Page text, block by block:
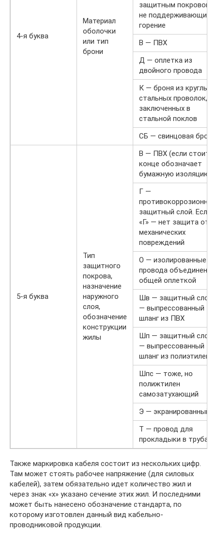
4-я буква
Материал
оболочки
или тип
брони
защитным покровом,
не поддерживающим
горение
В — ПВХ
Д — оплетка из
двойного провода
К — броня из круглых
стальных проволок,
заключенных в
стальной поклов
СБ — свинцовая броня
5-я буква
Тип
защитного
покрова,
назначение
наружного
слоя,
обозначение
конструкции
жилы
В — ПВХ (если стоит в
конце обозначает
бумажную изоляцию)
Г —
противокоррозионный
защитный слой. Если
«Г» — нет защита от
механических
повреждений
О — изолированные
провода объединены
общей оплеткой
Шв — защитный слой
— выпрессованный
шланг из ПВХ
Шп — защитный слой
— выпрессованный
шланг из полиэтилена
Шпс — тоже, но
полижтилен
самозатухающий
Э — экранированный
Т — провод для
прокладыки в трубах
Также маркировка кабеля состоит из нескольких цифр.
Там может стоять рабочее напряжение (для силовых
кабелей), затем обязательно идет количество жил и
через знак «х» указано сечение этих жил. И последними
может быть нанесено обозначение стандарта, по
которому изготовлен данный вид кабельно-
проводниковой продукции.